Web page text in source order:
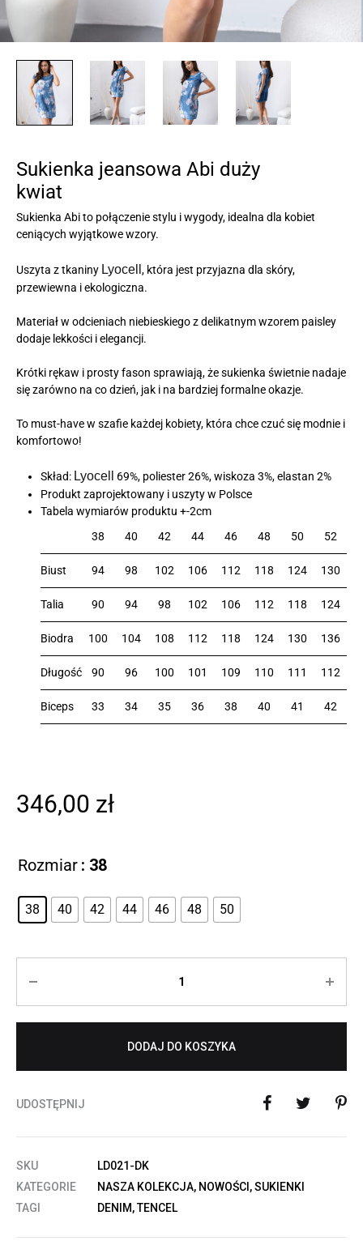
Sukienka jeansowa Abi duży
kwiat
Sukienka Abi to połączenie stylu i wygody, idealna dla kobiet
ceniących wyjątkowe wzory.
Uszyta z tkaniny Lyocell , która jest przyjazna dla skóry,
przewiewna i ekologiczna.
Materiał w odcieniach niebieskiego z delikatnym wzorem paisley
dodaje lekkości i elegancji.
Krótki rękaw i prosty fason sprawiają, że sukienka świetnie nadaje
się zarówno na co dzień, jak i na bardziej formalne okazje.
To must-have w szafie każdej kobiety, która chce czuć się modnie i
komfortowo!
Skład: Lyocell
69%, poliester 26%, wiskoza 3%, elastan 2%
Produkt zaprojektowany i uszyty w Polsce
Tabela wymiarów produktu +-2cm
38
40 42 44 46 48 50 52
Biust 94 98 102 106 112 118 124 130
Talia 90 94 98 102 106 112 118 124
Biodra 100 104 108 112 118 124 130 136
Długość 90 96 100 101 109 110 111 112
Biceps 33 34 35 36 38 40 41 42
346,00 zł
Rozmiar : 38
38 40 42 44 46 48 50
DODAJ DO KOSZYKA
UDOSTĘPNIJ
SKU
LD021-DK
KATEGORIE
NASZA KOLEKCJA, NOWOŚCI ,SUKIENKI
TAGI
DENIM,TENCEL